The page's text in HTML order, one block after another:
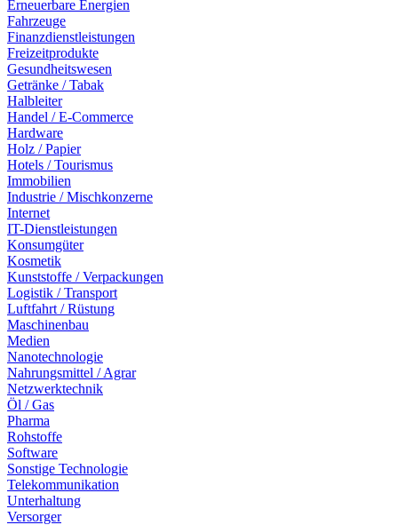
Erneuerbare Energien
Fahrzeuge
Finanzdienstleistungen
Freizeitprodukte
Gesundheitswesen
Getränke / Tabak
Halbleiter
Handel / E-Commerce
Hardware
Holz / Papier
Hotels / Tourismus
Immobilien
Industrie / Mischkonzerne
Internet
IT-Dienstleistungen
Konsumgüter
Kosmetik
Kunststoffe / Verpackungen
Logistik / Transport
Luftfahrt / Rüstung
Maschinenbau
Medien
Nanotechnologie
Nahrungsmittel / Agrar
Netzwerktechnik
Öl / Gas
Pharma
Rohstoffe
Software
Sonstige Technologie
Telekommunikation
Unterhaltung
Versorger